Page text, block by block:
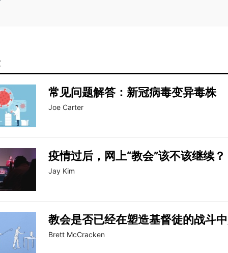
常见问题解答：新冠病毒变异毒株
Joe Carter
疫情过后，网上“教会”该不该继续？
Jay Kim
教会是否已经在塑造基督徒的战斗
Brett McCracken